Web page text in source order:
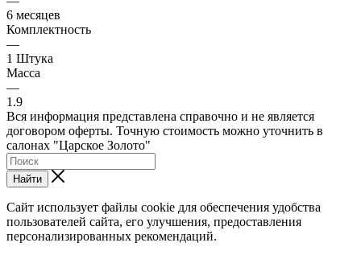
6 месяцев
Комплектность
—
1 Штука
Масса
—
1.9
Вся информация представлена справочно и не является
договором оферты. Точную стоимость можно уточнить в
салонах "Царское Золото"
Найти
Сайт использует файлы cookie для обеспечения удобства
пользователей сайта, его улучшения, предоставления
персонализированных рекомендаций.